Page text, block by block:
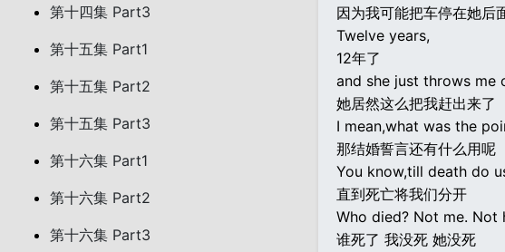
第十四集 Part3
第十五集 Part1
第十五集 Part2
第十五集 Part3
第十六集 Part1
第十六集 Part2
第十六集 Part3
因为我可能把车停在她后
Twelve years,
12年了
and she just throws me
她居然这么把我赶出来了
I mean,what was the
那结婚誓言还有什么用呢
You know,till death do
直到死亡将我们分开
Who died? Not me. Not
谁死了 我没死 她没死